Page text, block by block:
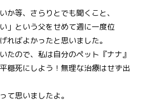
か等、さらりとでも聞くこと、
」という父をせめて週に一度位
ればよかったと思いました。
たので、私は自分のペット『ナナ』
穏死にしよう！無理な治療はせず出
て思いましたよ。